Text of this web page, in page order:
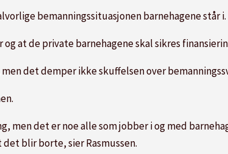
bemanningssituasjonen barnehagene står i.
at de private barnehagene skal sikres
det demper ikke skuffelsen over
men det er noe alle som jobber i og med
blir borte, sier Rasmussen.